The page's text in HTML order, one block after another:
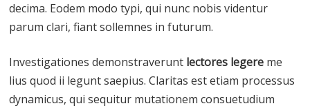
decima. Eodem modo typi, qui nunc nobis videntur
parum clari, fiant sollemnes in futurum.
Investigationes demonstraverunt lectores legere me
lius quod ii legunt saepius. Claritas est etiam processus
dynamicus, qui sequitur mutationem consuetudium